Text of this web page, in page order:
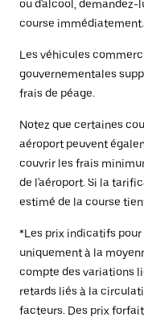
ou d'alcool,
course immédiatement.
Les véhicules
gouvernementales
frais de péage.
Notez que certaines
aéroport peuvent
couvrir les frais
de l'aéroport. Si la
estimé de la course
*Les prix indicatifs
uniquement à la
compte des variations
retards liés à la
facteurs. Des prix